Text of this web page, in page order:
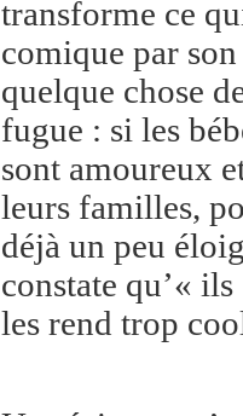
transforme ce
comique par
quelque chose
fugue : si les
sont amoureux
leurs familles,
déjà un peu
constate qu’«
les rend trop